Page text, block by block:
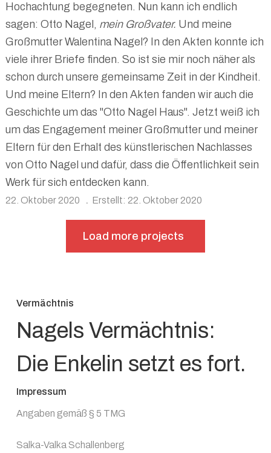
Hochachtung begegneten. Nun kann ich endlich
sagen: Otto Nagel, mein Großvater. Und meine
Großmutter Walentina Nagel? In den Akten konnte ich
viele ihrer Briefe finden. So ist sie mir noch näher als
schon durch unsere gemeinsame Zeit in der Kindheit.
Und meine Eltern? In den Akten fanden wir auch die
Geschichte um das "Otto Nagel Haus". Jetzt weiß ich
um das Engagement meiner Großmutter und meiner
Eltern für den Erhalt des künstlerischen Nachlasses
von Otto Nagel und dafür, dass die Öffentlichkeit sein
Werk für sich entdecken kann.
22. Oktober 2020 Erstellt: 22. Oktober 2020
Load more projects
Vermächtnis
Nagels Vermächtnis:
Die Enkelin setzt es fort.
Impressum
Angaben gemäß § 5 TMG
Salka-Valka Schallenberg